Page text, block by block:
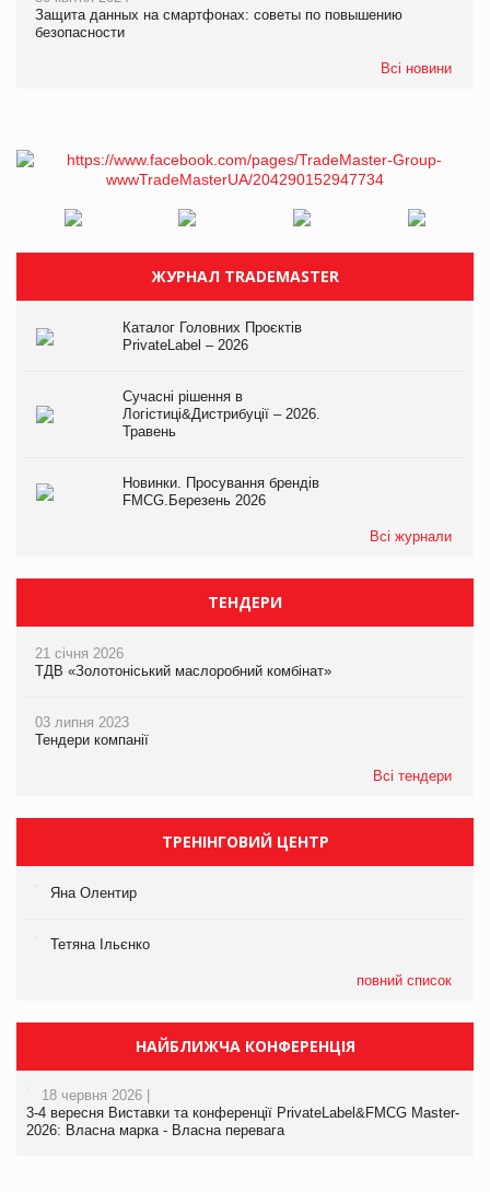
Защита данных на смартфонах: советы по повышению
безопасности
Всі новини
ЖУРНАЛ TRADEMASTER
Каталог Головних Проєктів
PrivateLabel – 2026
Сучасні рішення в
Логістиці&Дистрибуції – 2026.
Травень
Новинки. Просування брендів
FMCG.Березень 2026
Всі журнали
ТЕНДЕРИ
21 січня 2026
ТДВ «Золотоніський маслоробний комбінат»
03 липня 2023
Тендери компанії
Всі тендери
ТРЕНІНГОВИЙ ЦЕНТР
Яна Олентир
Тетяна Ільєнко
повний список
НАЙБЛИЖЧА КОНФЕРЕНЦІЯ
18 червня 2026 |
3-4 вересня Виставки та конференції PrivateLabel&FMCG Master-
2026: Власна марка - Власна перевага